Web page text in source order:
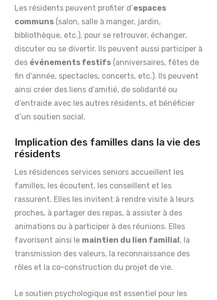
Les résidents peuvent profiter d’espaces
communs (salon, salle à manger, jardin,
bibliothèque, etc.), pour se retrouver, échanger,
discuter ou se divertir. Ils peuvent aussi participer à
des événements festifs (anniversaires, fêtes de
fin d’année, spectacles, concerts, etc.). Ils peuvent
ainsi créer des liens d’amitié, de solidarité ou
d’entraide avec les autres résidents, et bénéficier
d’un soutien social.
Implication des familles dans la vie des
résidents
Les résidences services seniors accueillent les
familles, les écoutent, les conseillent et les
rassurent. Elles les invitent à rendre visite à leurs
proches, à partager des repas, à assister à des
animations ou à participer à des réunions. Elles
favorisent ainsi le maintien du lien familial , la
transmission des valeurs, la reconnaissance des
rôles et la co-construction du projet de vie.
Le soutien psychologique est essentiel pour les